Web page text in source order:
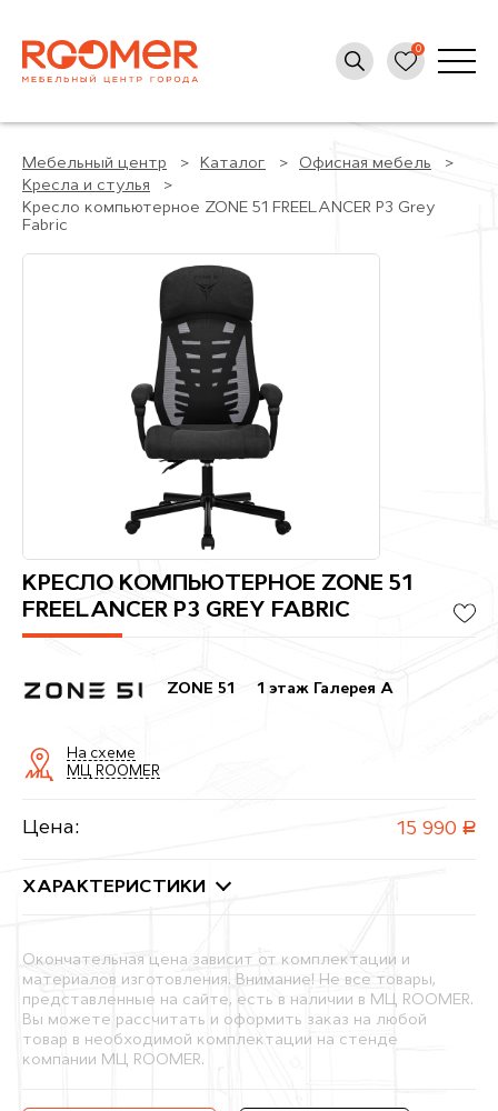
Мебельный центр Каталог
Офисная мебель
Кресла и стулья
Кресло компьютерное ZONE 51 FREELANCER P3 Grey
Fabric
КРЕСЛО КОМПЬЮТЕРНОЕ ZONE 51
FREELANCER P3 GREY FABRIC
ZONE 51 1 этаж Галерея A
На схеме
МЦ ROOMER
Цена: 15 990 руб.
ХАРАКТЕРИСТИКИ
Окончательная цена зависит от комплектации и
материалов изготовления. Внимание! Не все товары,
представленные на сайте, есть в наличии в МЦ ROOMER.
Вы можете рассчитать и оформить заказ на любой
товар в необходимой комплектации на стенде
компании МЦ ROOMER.